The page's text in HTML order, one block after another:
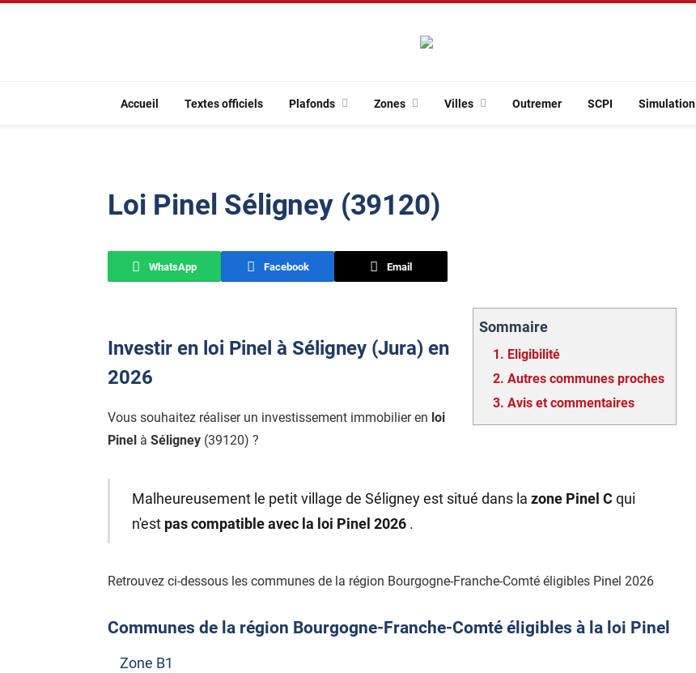
Accueil Textes officiels Plafonds Zones Villes Outremer SCPI Simulation
Loi Pinel Séligney (39120)
WhatsApp Facebook Email
Sommaire
1. Eligibilité
2. Autres communes proches
3. Avis et commentaires
Investir en loi Pinel à Séligney (Jura) en
2026
Vous souhaitez réaliser un investissement immobilier en loi
Pinel à Séligney (39120) ?
Malheureusement le petit village de Séligney est situé dans la zone Pinel C qui
n'est pas compatible avec la loi Pinel 2026 .
Retrouvez ci-dessous les communes de la région Bourgogne-Franche-Comté éligibles Pinel 2026
Communes de la région Bourgogne-Franche-Comté éligibles à la loi Pinel
Zone B1